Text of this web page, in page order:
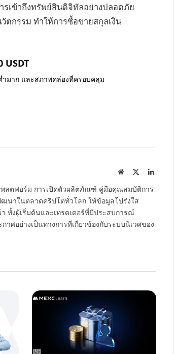
เข้าถึงทรัพย์สินดิจิทัลอย่างปลอดภัย
ตกรรม ทำให้การซื้อขายสกุลเงิน
USDT
มาก และสภาพคล่องที่ครอบคลุม
Website LinkedIn
พลตฟอร์ม การเปิดตัวผลิตภัณฑ์ คู่มือคุณสมบัติการ
นาในตลาดคริปโตทั่วโลก ให้ข้อมูลโปร่งใส
ทั้งผู้เริ่มต้นและเทรดเดอร์ที่มีประสบการณ์
ศอย่างเป็นทางการที่เกี่ยวข้องกับระบบนิเวศของ